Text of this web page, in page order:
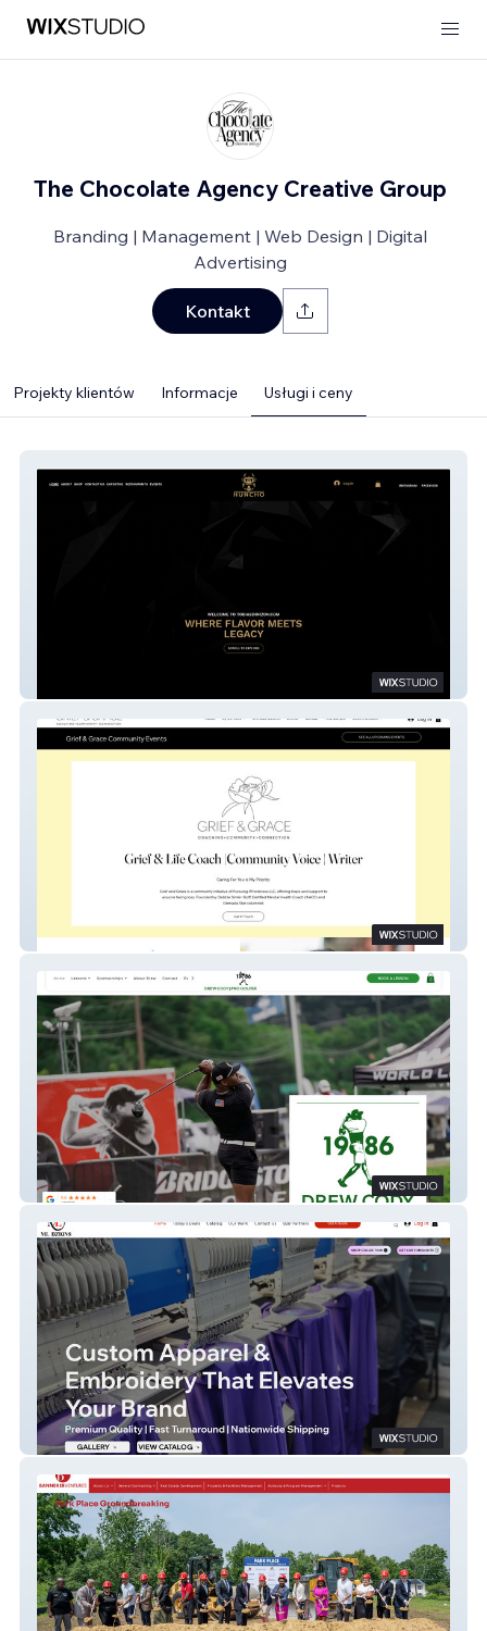
The Chocolate Agency Creative Group
Branding | Management | Web Design | Digital
Advertising
Kontakt
Projekty klientów Informacje Usługi i ceny
Grief & Grace Community
Drew Cody | DFW Golf Lessons | Coaching
ML Dzigns | Custom Apparel | Dallas, TX